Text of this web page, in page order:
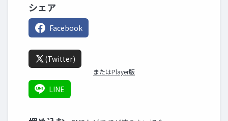
シェア
Facebook
(Twitter)
またはPlayer版
LINE